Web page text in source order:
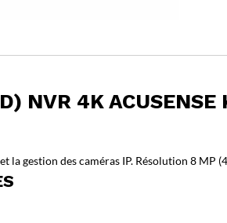
NVR 4K ACUSENSE
gestion des caméras IP. Résolution 8 MP